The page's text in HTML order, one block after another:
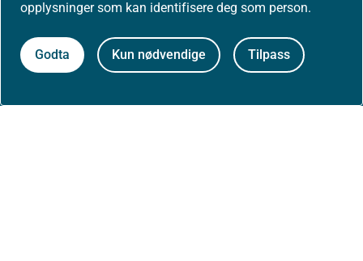
opplysninger som kan identifisere deg som person.
Godta Kun nødvendige Tilpass
Arrangementer